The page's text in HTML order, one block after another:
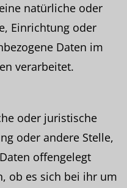
natürliche oder
Einrichtung oder
Daten im
verarbeitet.
oder juristische
oder andere Stelle,
offengelegt
ob es sich bei ihr um